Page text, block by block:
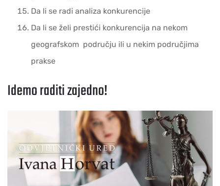
Da li se radi analiza konkurencije
Da li se želi prestići konkurencija na nekom
geografskom području ili u nekim područjima
prakse
Idemo raditi zajedno!